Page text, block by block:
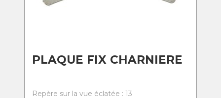
PLAQUE FIX CHARNIERE
Repère sur la vue éclatée : 13